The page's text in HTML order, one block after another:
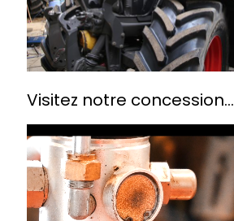
Visitez notre concession...